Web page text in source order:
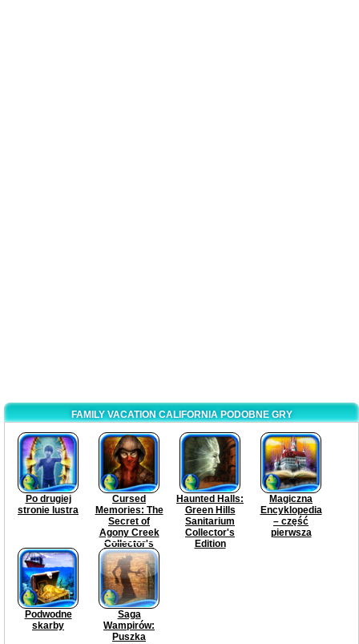
FAMILY VACATION CALIFORNIA PODOBNE GRY
Po drugiej
stronie lustra
Cursed
Memories: The
Secret of
Agony Creek
Collector's
Edition
Haunted Halls:
Green Hills
Sanitarium
Collector's
Edition
Magiczna
Encyklopedia
– część
pierwsza
Podwodne
skarby
Saga
Wampirów:
Puszka